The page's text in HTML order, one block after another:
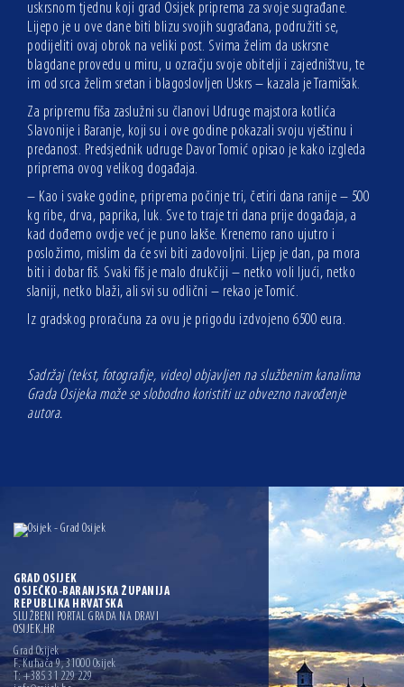
uskrsnom tjednu koji grad Osijek priprema za svoje sugrađane.
Lijepo je u ove dane biti blizu svojih sugrađana, podružiti se,
podijeliti ovaj obrok na veliki post. Svima želim da uskrsne
blagdane provedu u miru, u ozračju svoje obitelji i zajedništvu, te
im od srca želim sretan i blagoslovljen Uskrs – kazala je Tramišak.
Za pripremu fiša zaslužni su članovi Udruge majstora kotlića
Slavonije i Baranje, koji su i ove godine pokazali svoju vještinu i
predanost. Predsjednik udruge Davor Tomić opisao je kako izgleda
priprema ovog velikog događaja.
– Kao i svake godine, priprema počinje tri, četiri dana ranije – 500
kg ribe, drva, paprika, luk. Sve to traje tri dana prije događaja, a
kad dođemo ovdje već je puno lakše. Krenemo rano ujutro i
posložimo, mislim da će svi biti zadovoljni. Lijep je dan, pa mora
biti i dobar fiš. Svaki fiš je malo drukčiji – netko voli ljući, netko
slaniji, netko blaži, ali svi su odlični – rekao je Tomić.
Iz gradskog proračuna za ovu je prigodu izdvojeno 6500 eura.
Sadržaj (tekst, fotografije, video) objavljen na službenim kanalima
Grada Osijeka može se slobodno koristiti uz obvezno navođenje
autora.
GRAD OSIJEK
OSJEČKO-BARANJSKA ŽUPANIJA
REPUBLIKA HRVATSKA
SLUŽBENI PORTAL GRADA NA DRAVI
OSIJEK.HR
Grad Osijek
F. Kuhača 9, 31000 Osijek
T: +385 31 229 229